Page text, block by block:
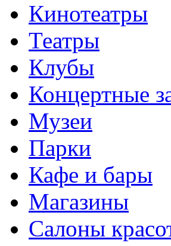
Кинотеатры
Театры
Клубы
Концертные
Музеи
Парки
Кафе и бары
Магазины
Салоны